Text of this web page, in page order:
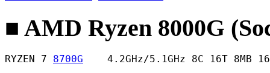
■ AMD Ryzen 8000G
RYZEN 7 8700G
4.2GHz/5.1GHz 8C 16T 8MB